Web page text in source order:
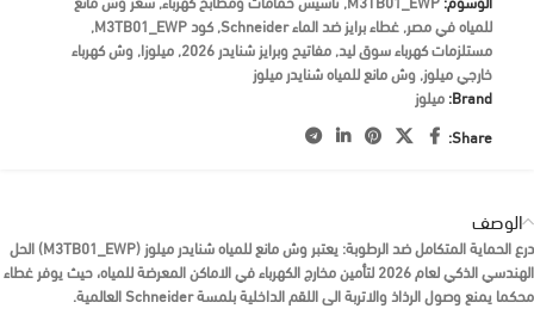
للمياه في مصر,غطاء برايز ضد الماء Schneider ,كود M3TB01_EWP
,
مستلزمات كهرباء سوق ليد,مفاتيح وبرايز شنايدر 2026 ,ميلوزا,وش كهرباء
خارجي ميلوز,وش مانع للمياه شنايدر ميلوز
Brand: ميلوز
Share:
الوصف
درع الحماية المتكامل ضد الرطوبة:يعتبروش مانع للمياه شنايدر ميلوز (M3TB01_EWP)
الحل
الهندسي الذكي لعام 2026 لتأمين مخارج الكهرباء في الاماكن المعرضة للمياه، حيث يوفر غطاء
محكما يمنع وصول الرذاذ والاتربة الى اللقم الداخلية بلمسةSchneiderالعالمية.